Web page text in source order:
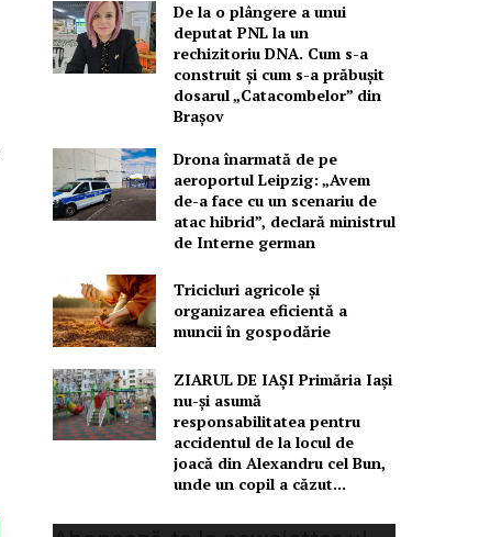
De la o plângere a unui
deputat PNL la un
rechizitoriu DNA. Cum s-a
construit și cum s-a prăbușit
dosarul „Catacombelor” din
Brașov
Drona înarmată de pe
aeroportul Leipzig: „Avem
de-a face cu un scenariu de
atac hibrid”, declară ministrul
de Interne german
Tricicluri agricole și
organizarea eficientă a
muncii în gospodărie
ZIARUL DE IAȘI Primăria Iași
nu-și asumă
responsabilitatea pentru
accidentul de la locul de
joacă din Alexandru cel Bun,
unde un copil a căzut...